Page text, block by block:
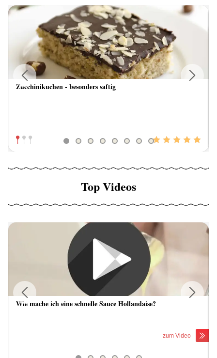
Zucchinikuchen - besonders saftig
Previous
Top Videos
Wie mache ich eine schnelle Sauce Hollandaise?
zum Video
Previous